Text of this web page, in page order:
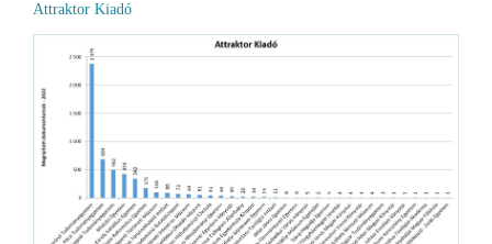
Attraktor Kiadó